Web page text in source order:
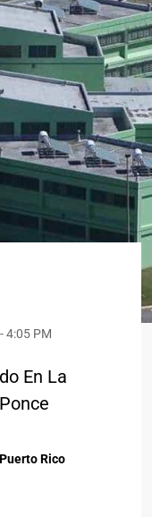
4:05 PM
En La
Rico